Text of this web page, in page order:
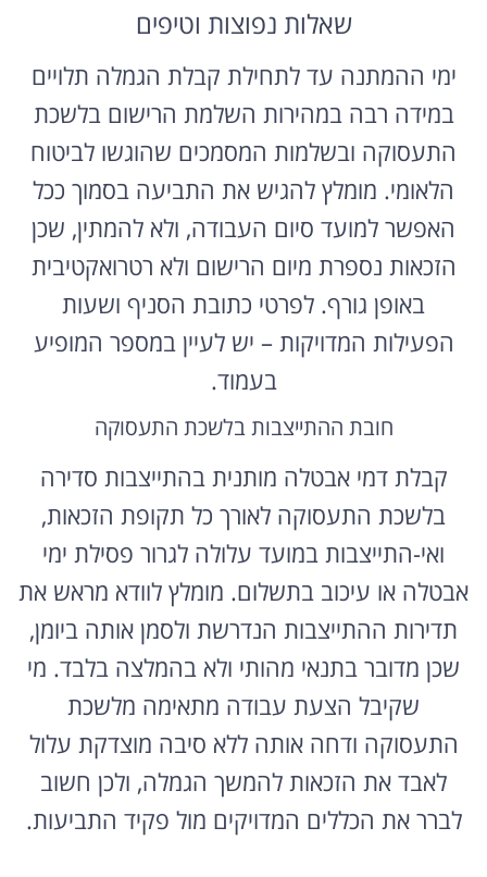
שאלות נפוצות וטיפים
ימי ההמתנה עד לתחילת קבלת הגמלה תלויים
במידה רבה במהירות השלמת הרישום בלשכת
התעסוקה ובשלמות המסמכים שהוגשו לביטוח
הלאומי. מומלץ להגיש את התביעה בסמוך ככל
האפשר למועד סיום העבודה, ולא להמתין, שכן
הזכאות נספרת מיום הרישום ולא רטרואקטיבית
באופן גורף. לפרטי כתובת הסניף ושעות
הפעילות המדויקות – יש לעיין במספר המופיע
בעמוד.
חובת ההתייצבות בלשכת התעסוקה
קבלת דמי אבטלה מותנית בהתייצבות סדירה
בלשכת התעסוקה לאורך כל תקופת הזכאות,
ואי-התייצבות במועד עלולה לגרור פסילת ימי
אבטלה או עיכוב בתשלום. מומלץ לוודא מראש את
תדירות ההתייצבות הנדרשת ולסמן אותה ביומן,
שכן מדובר בתנאי מהותי ולא בהמלצה בלבד. מי
שקיבל הצעת עבודה מתאימה מלשכת
התעסוקה ודחה אותה ללא סיבה מוצדקת עלול
לאבד את הזכאות להמשך הגמלה, ולכן חשוב
לברר את הכללים המדויקים מול פקיד התביעות.